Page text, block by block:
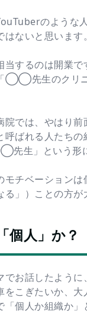
のような
ないと思います。
するのは開業
◯◯先生のクリ
では、やはり
ばれる人たち
生」という形
チベーション
」）ことの方が
個人」か？
お話したよう
こぎたいか、
個人か組織か